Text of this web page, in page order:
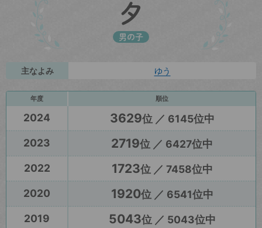
夕
男の子
主なよみ ゆう
年度 順位
2024 3629位 ／ 6145位中
2023
2719位 ／ 6427位中
2022
1723位 ／ 7458位中
2020
1920位 ／ 6541位中
2019
5043位 ／ 5043位中